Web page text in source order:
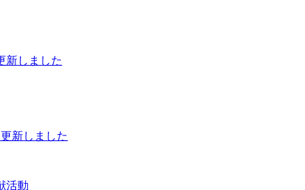
新しました
新しました